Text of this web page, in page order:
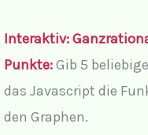
Interaktiv:
Punkte:Gib 5
das Javascript die
den Graphen.